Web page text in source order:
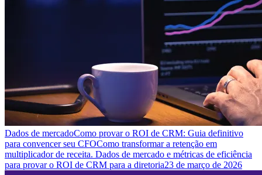
Dados de mercadoComo provar o ROI de CRM: Guia definitivo
para convencer seu CFOComo transformar a retenção em
multiplicador de receita. Dados de mercado e métricas de eficiência
para provar o ROI de CRM para a diretoria23 de março de 2026